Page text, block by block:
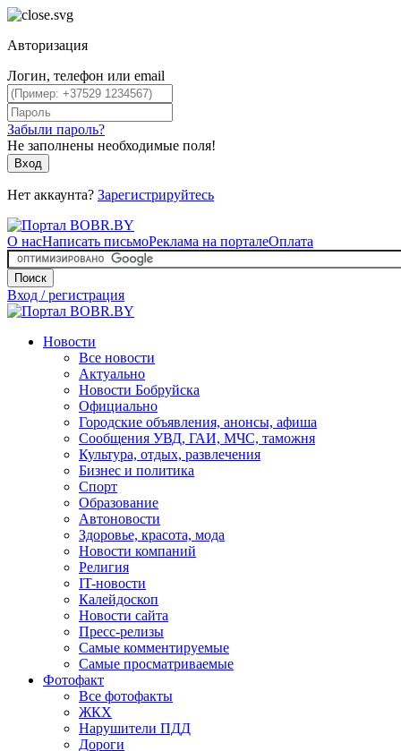
Авторизация
Логин, телефон или email
Забыли пароль?
Не заполнены необходимые поля!
Вход
Нет аккаунта? Зарегистрируйтесь
О насНаписать письмоРеклама на порталеОплата
Поиск
Вход / регистрация
Новости
Все новости
Актуально
Новости Бобруйска
Официально
Городские объявления, анонсы, афиша
Сообщения УВД, ГАИ, МЧС, таможня
Культура, отдых, развлечения
Бизнес и политика
Спорт
Образование
Автоновости
Здоровье, красота, мода
Новости компаний
Религия
IT-новости
Калейдоскоп
Новости сайта
Пресс-релизы
Самые комментируемые
Самые просматриваемые
Фотофакт
Все фотофакты
ЖКХ
Нарушители ПДД
Дороги